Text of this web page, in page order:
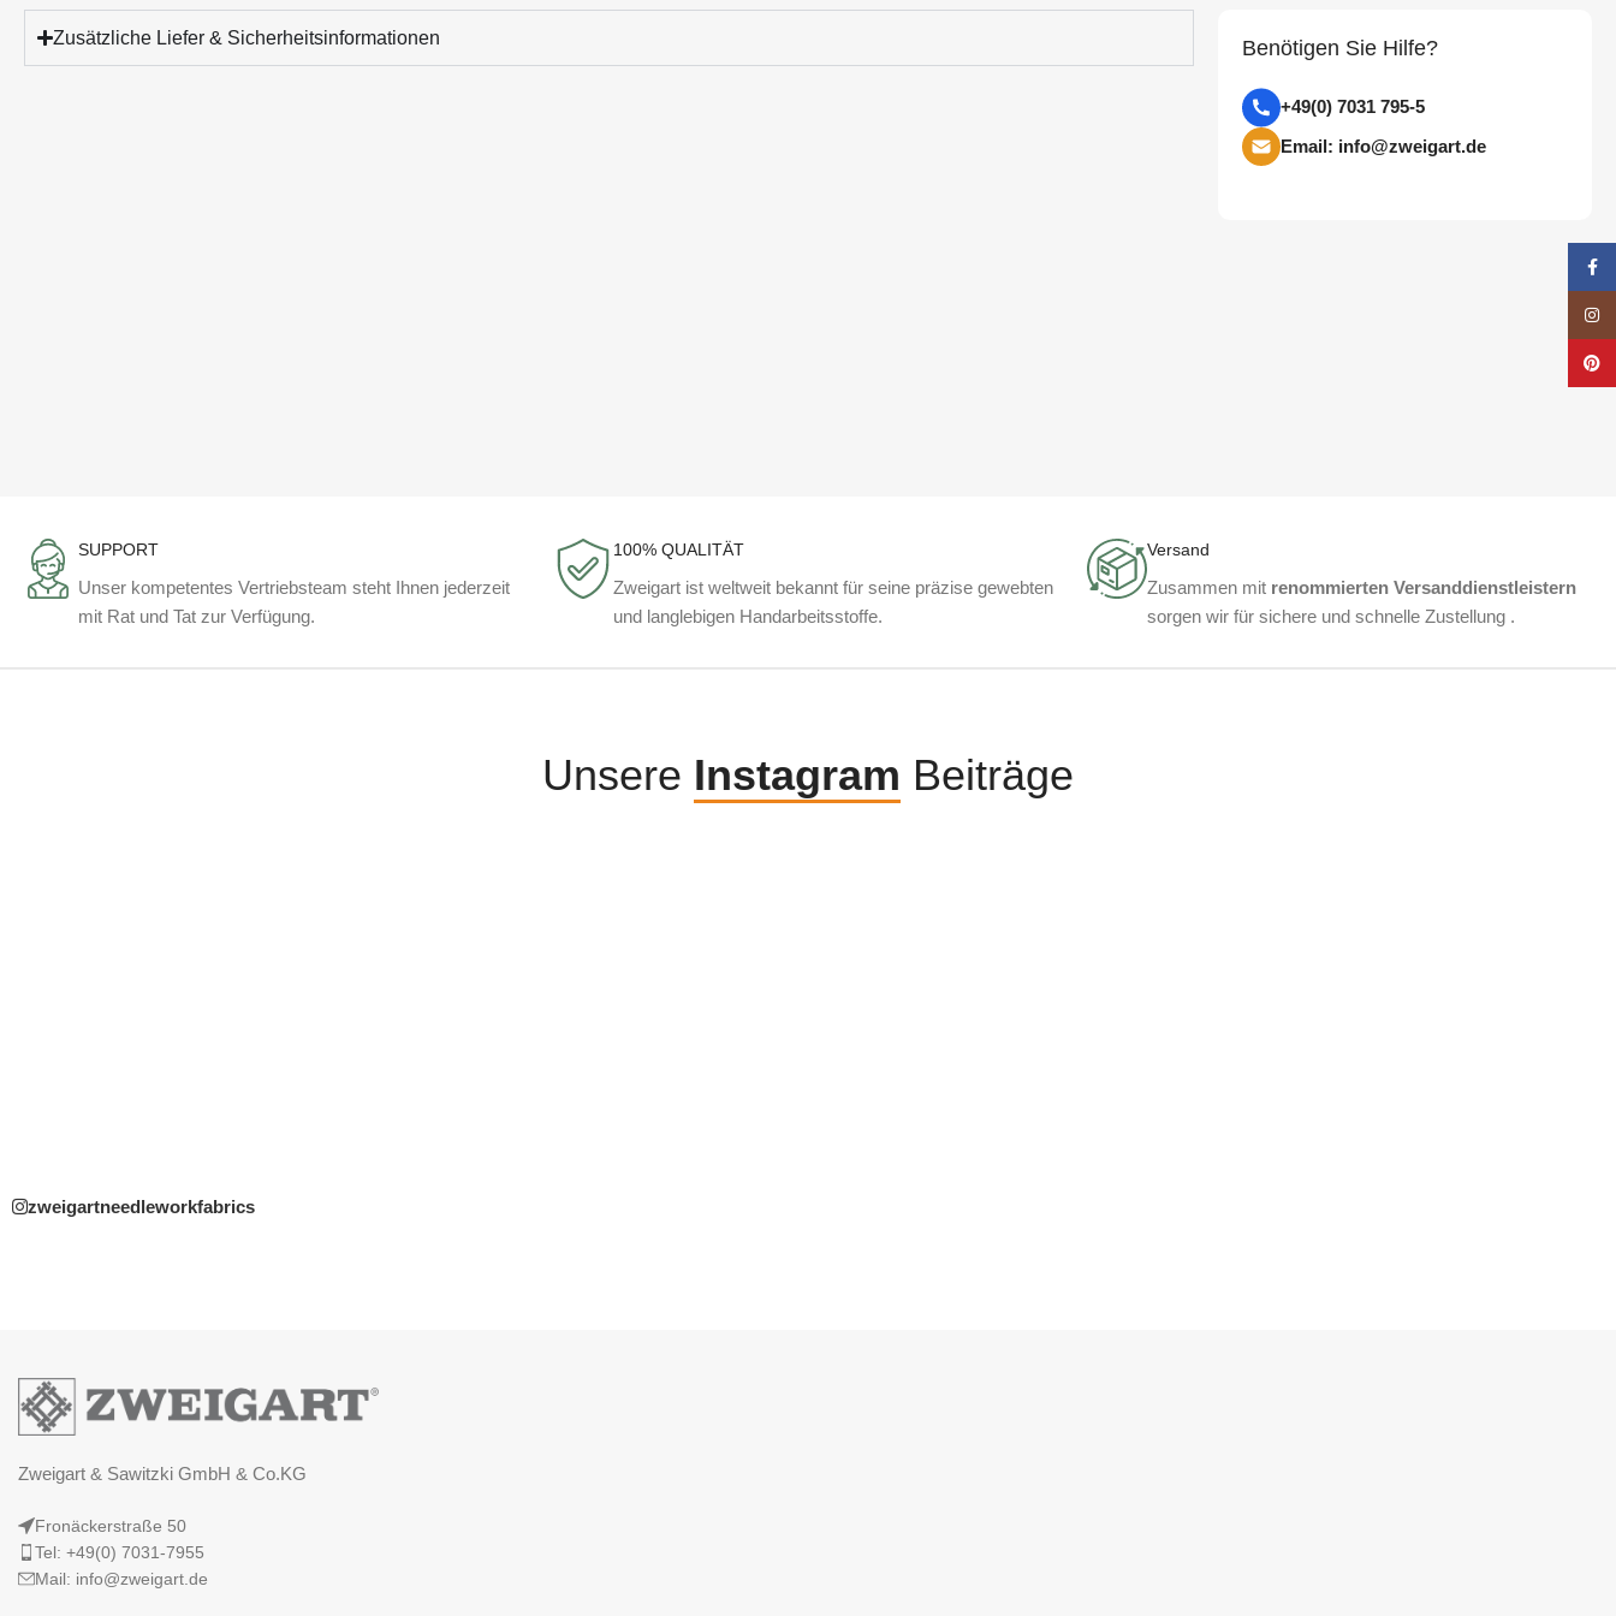
Zusätzliche Liefer & Sicherheitsinformationen Benötigen Sie Hilfe?
+49(0) 7031 795-5
Email: info@zweigart.de
SUPPORT
Unser kompetentes Vertriebsteam steht Ihnen jederzeit
mit Rat und Tat zur Verfügung.
100% QUALITÄT
Zweigart ist weltweit bekannt für seine präzise gewebten
und langlebigen Handarbeitsstoffe.
Versand
Zusammen mit renommierten Versanddienstleistern
sorgen wir für sichere und schnelle Zustellung .
Unsere Instagram Beiträge
zweigartneedleworkfabrics
Zweigart & Sawitzki GmbH & Co.KG
Fronäckerstraße 50
Tel: +49(0) 7031-7955
Mail: info@zweigart.de